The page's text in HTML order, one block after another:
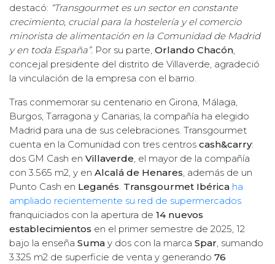
destacó: “Transgourmet es un sector en constante
crecimiento, crucial para la hostelería y el comercio
minorista de alimentación en la Comunidad de Madrid
y en toda España”. Por su parte, Orlando Chacón,
concejal presidente del distrito de Villaverde, agradeció
la vinculación de la empresa con el barrio.
Tras conmemorar su centenario en Girona, Málaga,
Burgos, Tarragona y Canarias, la compañía ha elegido
Madrid para una de sus celebraciones. Transgourmet
cuenta en la Comunidad con tres centros cash&carry:
dos GM Cash en Villaverde, el mayor de la compañía
con 3.565 m2, y en Alcalá de Henares, además de un
Punto Cash en Leganés. Transgourmet Ibérica ha
ampliado recientemente su red de supermercados
franquiciados con la apertura de 14 nuevos
establecimientos en el primer semestre de 2025, 12
bajo la enseña Suma y dos con la marca Spar, sumando
3.325 m2 de superficie de venta y generando 76